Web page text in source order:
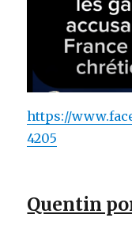
https://
4205
Quentin